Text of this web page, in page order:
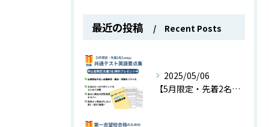
最近の投稿 Recent Posts
2025/05/06
【5月限定・先着2名】共通テスト英語に“実際に出る表現だけ”を厳選した用語集を無料配布中！